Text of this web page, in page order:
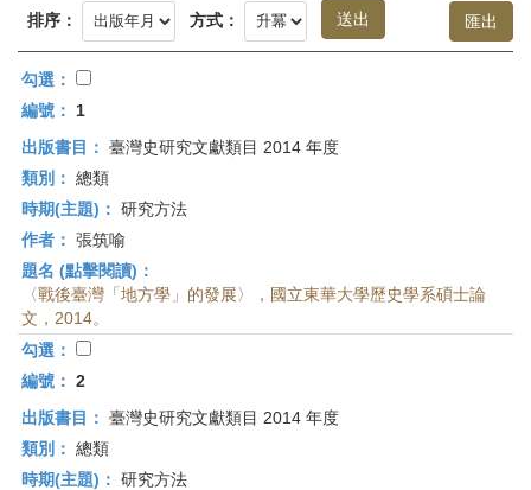
首
頁
排序： 方式：
勾選：
編號：
1
出版書目： 臺灣史研究文獻類目 2014 年度
類別： 總類
時期(主題)： 研究方法
作者： 張筑喻
題名 (點擊閱讀)：
〈戰後臺灣「地方學」的發展〉，國立東華大學歷史學系碩士論
文，2014。
勾選：
編號： 2
出版書目： 臺灣史研究文獻類目 2014 年度
類別： 總類
時期(主題)： 研究方法